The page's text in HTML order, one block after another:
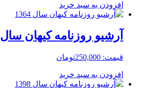
افزودن به سبد خرید
آرشیو روزنامه کیهان سال 1364
قیمت: 250,000تومان
افزودن به سبد خرید